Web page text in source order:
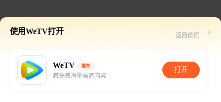
使用WeTV打开 返回首页
WeTV 推荐
看免费海量高清内容
打开